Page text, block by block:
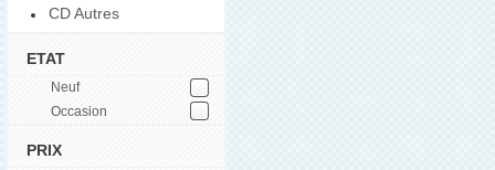
CD Autres
ETAT
Neuf
Occasion
PRIX